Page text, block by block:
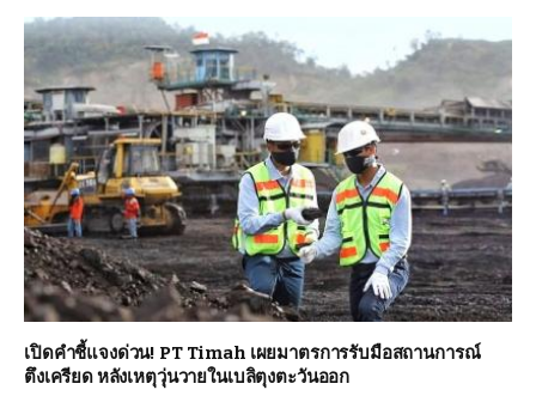
เปิดคำชี้แจงด่วน! PT Timah เผยมาตรการรับมือสถานการณ์
ตึงเครียด หลังเหตุวุ่นวายในเบลิตุงตะวันออก